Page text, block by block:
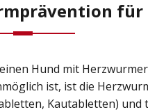
für
Hund mit
ist, ist die
Kautabletten)